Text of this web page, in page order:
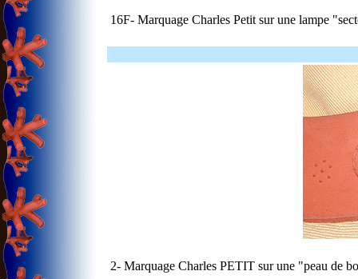
16F- Marquage Charles Petit sur une lampe
2- Marquage Charles PETIT sur une "peau de